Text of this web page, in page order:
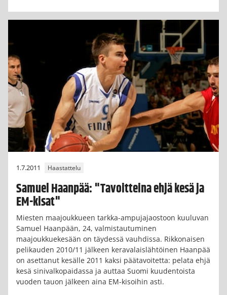
1.7.2011 Haastattelu
Samuel Haanpää: "Tavoitteina ehjä kesä ja
EM-kisat"
Miesten maajoukkueen tarkka-ampujajaostoon kuuluvan
Samuel Haanpään, 24, valmistautuminen
maajoukkuekesään on täydessä vauhdissa. Rikkonaisen
pelikauden 2010/11 jälkeen keravalaislähtöinen Haanpää
on asettanut kesälle 2011 kaksi päätavoitetta: pelata ehjä
kesä sinivalkopaidassa ja auttaa Suomi kuudentoista
vuoden tauon jälkeen aina EM-kisoihin asti.